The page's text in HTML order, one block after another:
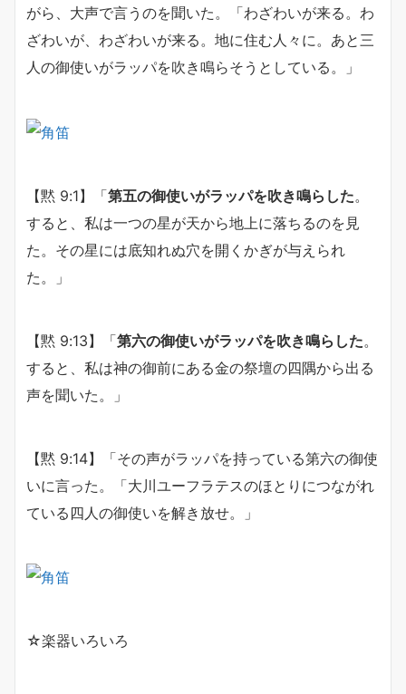
がら、大声で言うのを聞いた。「わざわいが来る。わ
ざわいが、わざわいが来る。地に住む人々に。あと三
人の御使いがラッパを吹き鳴らそうとしている。」
【黙 9:1】「第五の御使いがラッパを吹き鳴らした。
すると、私は一つの星が天から地上に落ちるのを見
た。その星には底知れぬ穴を開くかぎが与えられ
た。」
【黙 9:13】「第六の御使いがラッパを吹き鳴らした。
すると、私は神の御前にある金の祭壇の四隅から出る
声を聞いた。」
【黙 9:14】「その声がラッパを持っている第六の御使
いに言った。「大川ユーフラテスのほとりにつながれ
ている四人の御使いを解き放せ。」
☆楽器いろいろ